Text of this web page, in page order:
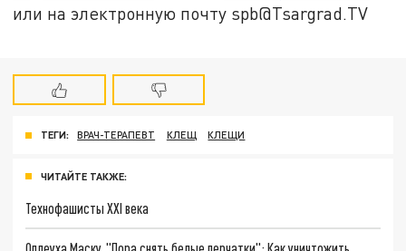
или на электронную почту spb@Tsargrad.TV
ТЕГИ: ВРАЧ-ТЕРАПЕВТ КЛЕЩ КЛЕЩИ
ЧИТАЙТЕ ТАКЖЕ:
Технофашисты XXI века